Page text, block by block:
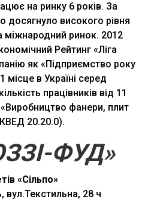
на ринку 6 років. За
досягнуло високого рівня
міжнародний ринок. 2012
Рейтинг «Ліга
як «Підприємство року
в Україні серед
працівників від 11
фанери, плит
20.20.0).
ФУД»
«Сільпо»
вул.Текстильна, 28 ч